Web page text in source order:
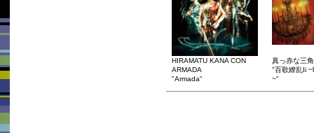
HIRAMATU KANA CON
ARMADA
"Armada"
真っ赤な三
"百歌繚乱Ii
~"